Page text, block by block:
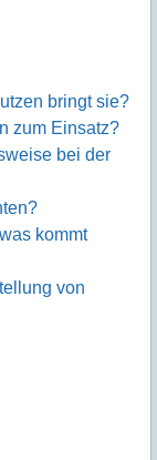
bringt sie?
zum Einsatz?
bei der
kommt
von